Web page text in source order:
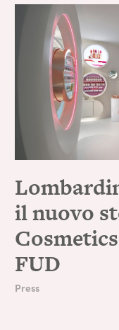
il nuovo
FUD
Press